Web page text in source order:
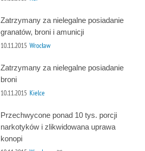
Zatrzymany za nielegalne posiadanie
granatów, broni i amunicji
10.11.2015 Wrocław
Zatrzymany za nielegalne posiadanie
broni
10.11.2015 Kielce
Przechwycone ponad 10 tys. porcji
narkotyków i zlikwidowana uprawa
konopi